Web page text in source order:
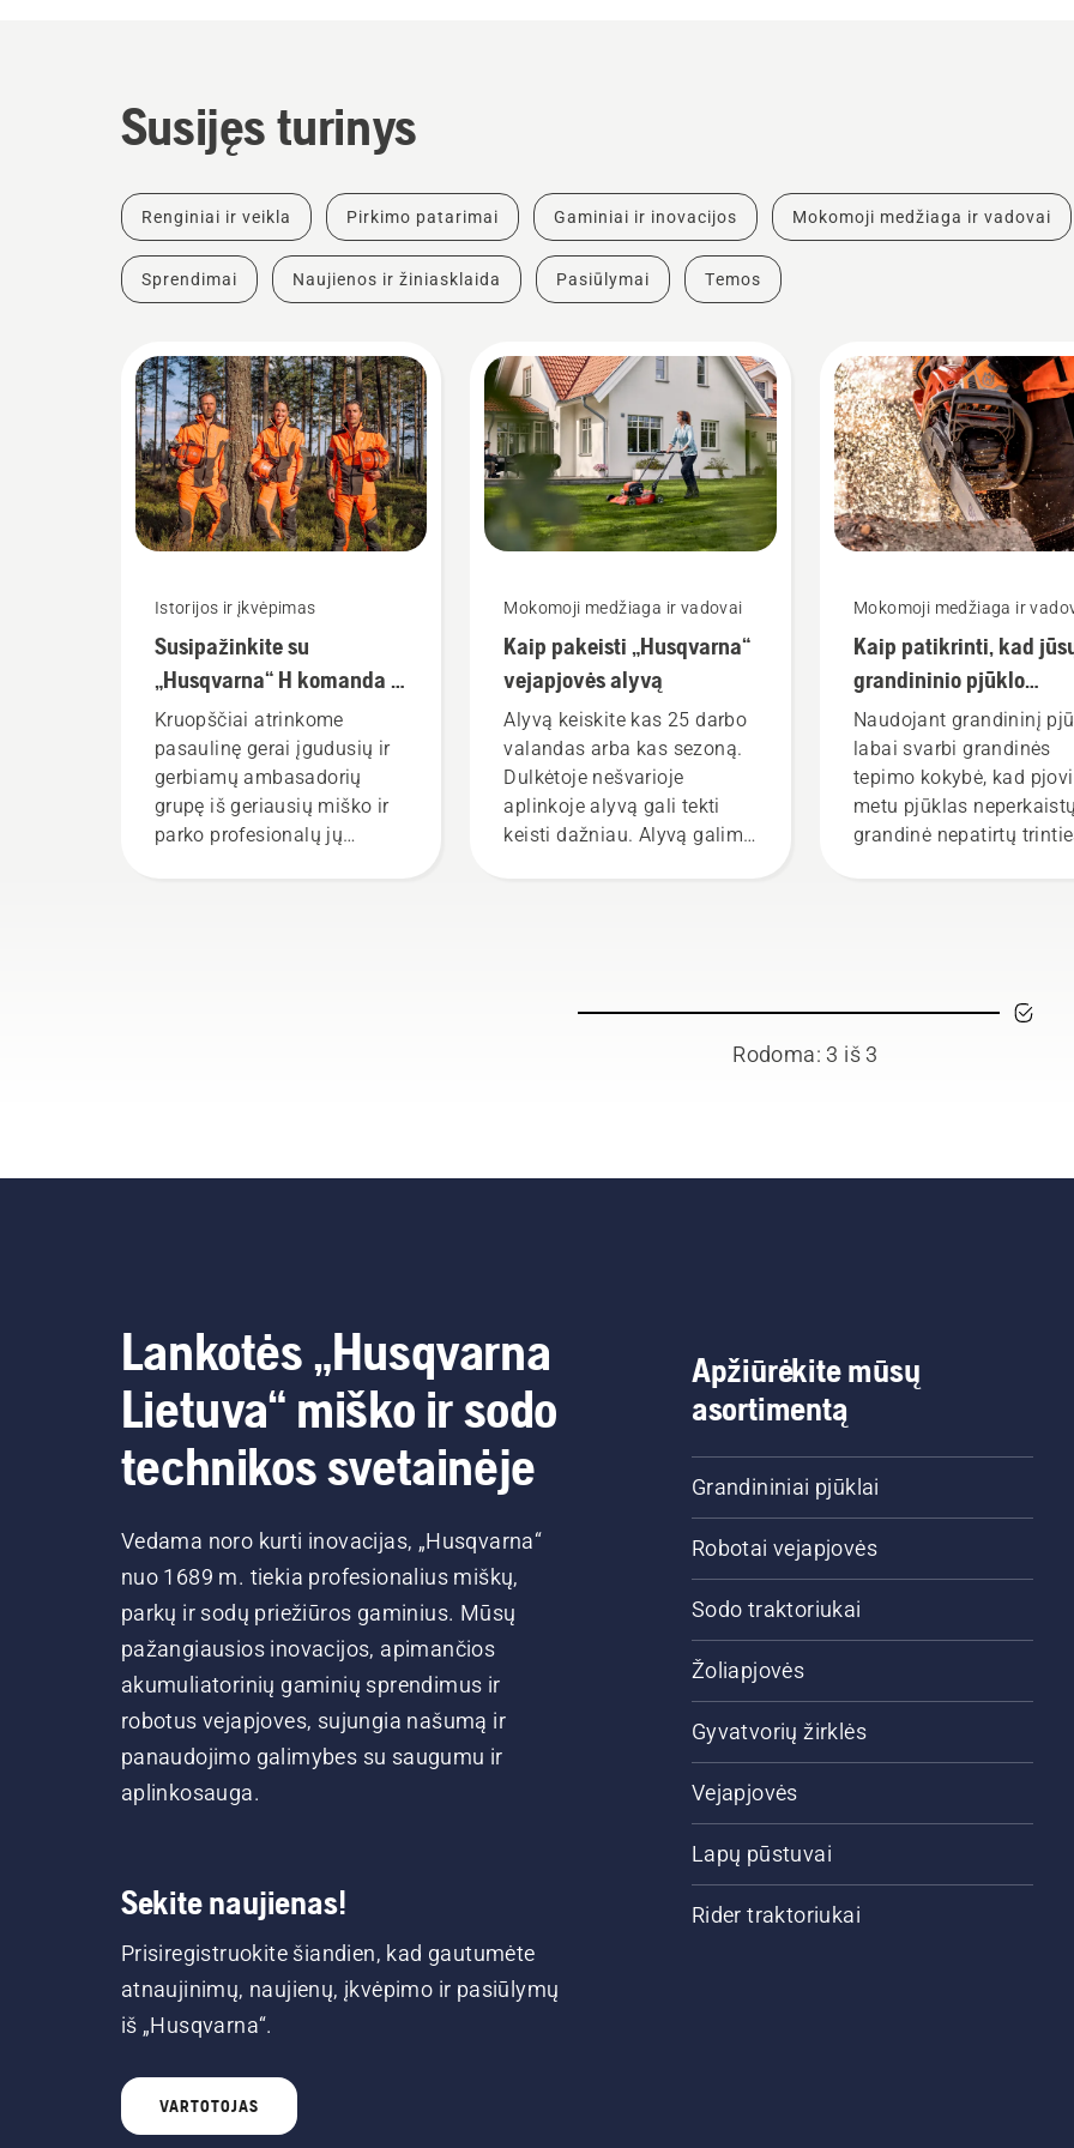
Susijęs turinys
Renginiai ir veikla Pirkimo patarimai Gaminiai ir inovacijos Mokomoji medžiaga ir vadovai
Sprendimai Naujienos ir žiniasklaida Pasiūlymai Temos
Istorijos ir įkvėpimas
Susipažinkite su
„Husqvarna“ H komanda –
mūsų reikliausiais
naudotojais
Kruopščiai atrinkome
pasaulinę gerai įgudusių ir
gerbiamų ambasadorių
grupę iš geriausių miško ir
parko profesionalų jų
Mokomoji medžiaga ir vadovai
Kaip pakeisti „Husqvarna“
vejapjovės alyvą
Alyvą keiskite kas 25 darbo
valandas arba kas sezoną.
Dulkėtoje nešvarioje
aplinkoje alyvą gali tekti
keisti dažniau. Alyvą galima
Mokomoji medžiaga ir
Kaip patikrinti, kad
grandininio pjūklo
grandinė sutepta
Naudojant grandininį
labai svarbi grandinės
tepimo kokybė, kad
metu pjūklas
grandinė nepatirtų
sužinokite, kaip patikrinti,
kokybė yra tinkama.
įsitikinkite, kad
užtiškusi alyva nurodys,
Rodoma: 3 iš 3
Lankotės „Husqvarna
Lietuva“ miško ir sodo
technikos svetainėje
Vedama noro kurti inovacijas, „Husqvarna“
nuo 1689 m. tiekia profesionalius miškų,
parkų ir sodų priežiūros gaminius. Mūsų
pažangiausios inovacijos, apimančios
akumuliatorinių gaminių sprendimus ir
robotus vejapjoves, sujungia našumą ir
panaudojimo galimybes su saugumu ir
aplinkosauga.
Sekite naujienas!
Prisiregistruokite šiandien, kad gautumėte
atnaujinimų, naujienų, įkvėpimo ir pasiūlymų
iš „Husqvarna“.
VARTOTOJAS
Apžiūrėkite mūsų
asortimentą
Grandininiai pjūklai
Robotai vejapjovės
Sodo traktoriukai
Žoliapjovės
Gyvatvorių žirklės
Vejapjovės
Lapų pūstuvai
Rider traktoriukai